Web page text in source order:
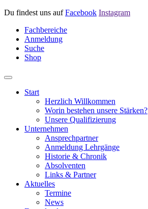
Du findest uns aufFacebook Instagram
Fachbereiche
Anmeldung
Suche
Shop
Start
Herzlich Willkommen
Worin bestehen unsere Stärken?
Unsere Qualifizierung
Unternehmen
Ansprechpartner
Anmeldung Lehrgänge
Historie & Chronik
Absolventen
Links & Partner
Aktuelles
Termine
News